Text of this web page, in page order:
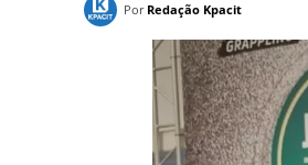
Por Redação Kpacit